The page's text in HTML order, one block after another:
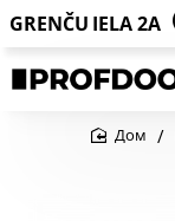
GRENČU IELA 2A